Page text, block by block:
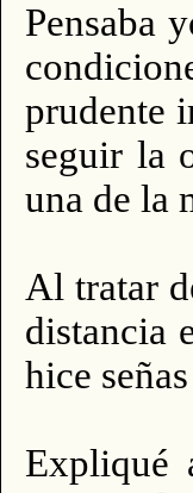
Pensaba
prudente
seguir la
una de la
Al tratar
distancia
hice
Expliqué